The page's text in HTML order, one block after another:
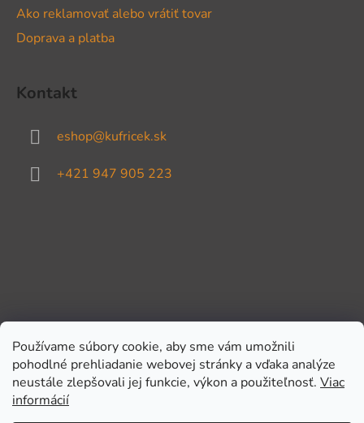
Používame súbory cookie, aby sme vám umožnili
pohodlné prehliadanie webovej stránky a vďaka analýze
neustále zlepšovali jej funkcie, výkon a použiteľnosť. Viac
informácií
Ako reklamovať alebo vrátiť tovar
Doprava a platba
Kontakt
eshop@kufricek.sk
+421 947 905 223
Prijímame online platby